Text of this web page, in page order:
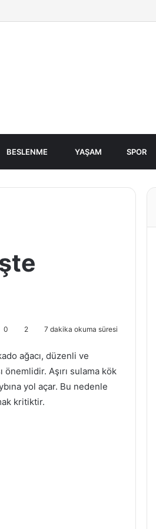
BESLENME YAŞAM SPOR
0 2 7 dakika okuma süresi
ağacı, düzenli ve
Aşırı sulama kök
yol açar. Bu nedenle
kritiktir.